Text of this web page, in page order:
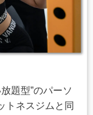
題型”のパーソ
トネスジムと同